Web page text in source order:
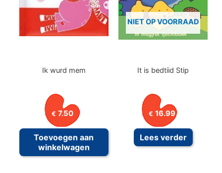
Ik wurd mem
€ 7.50
Toevoegen aan
winkelwagen
NIET OP VOORRAAD
It is bedtiid Stip
€ 16.99
Lees verder